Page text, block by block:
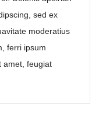
sed ex
moderatius
ferri ipsum
amet, feugiat